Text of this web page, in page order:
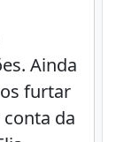
Ainda
furtar
da